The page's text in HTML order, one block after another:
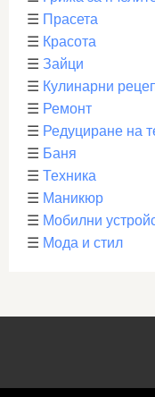
☰ Прасета
☰ Красота
☰ Зайци
☰ Кулинарни
☰ Ремонт
☰ Редуциране на
☰ Баня
☰ Техника
☰ Маникюр
☰ Мобилни
☰ Мода и стил